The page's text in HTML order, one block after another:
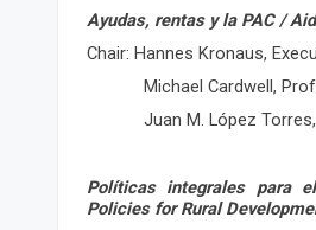
Ayudas, rentas y la PAC /
Chair: Hannes Kronaus,
Michael Cardwell,
Juan M. López
Políticas integrales para
Policies for Rural